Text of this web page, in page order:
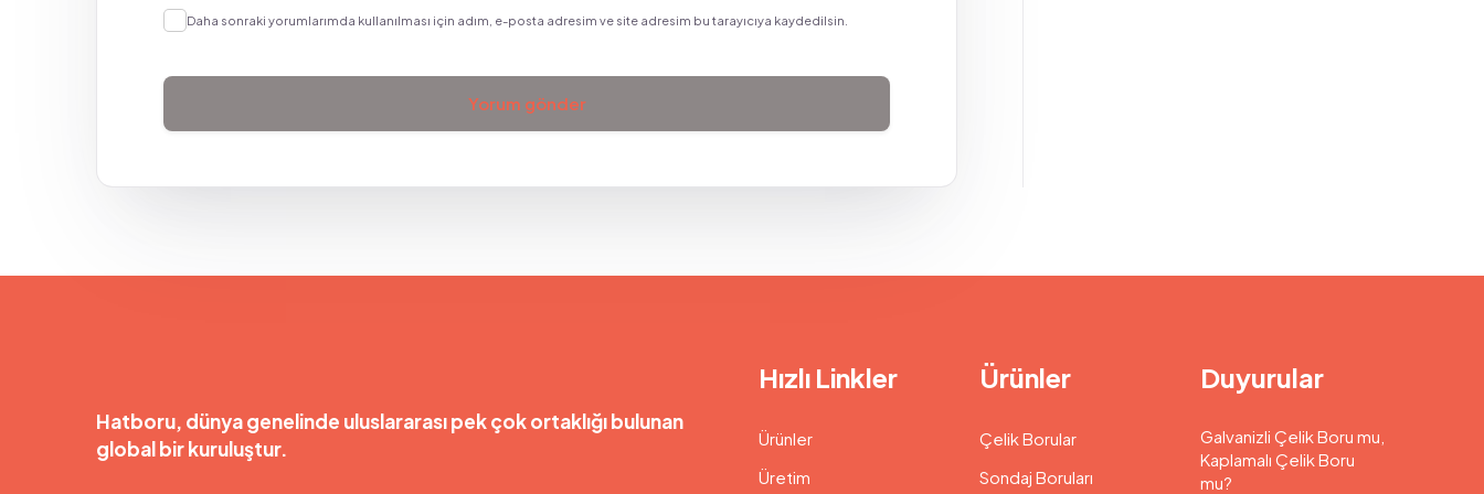
Daha sonraki yorumlarımda kullanılması için adım, e-posta adresim ve site adresim bu tarayıcıya kaydedilsin.
Hatboru, dünya genelinde uluslararası pek çok ortaklığı bulunan
global bir kuruluştur.
Hızlı Linkler
Ürünler
Üretim
Ürünler
Çelik Borular
Sondaj Boruları
Duyurular
Galvanizli Çelik Boru mu,
Kaplamalı Çelik Boru
mu?